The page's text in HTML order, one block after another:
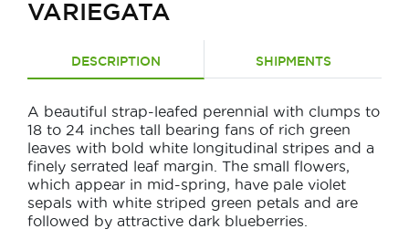
VARIEGATA
DESCRIPTION SHIPMENTS
A beautiful strap-leafed perennial with clumps to
18 to 24 inches tall bearing fans of rich green
leaves with bold white longitudinal stripes and a
finely serrated leaf margin. The small flowers,
which appear in mid-spring, have pale violet
sepals with white striped green petals and are
followed by attractive dark blueberries.